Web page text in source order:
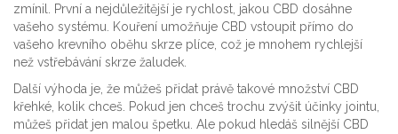
zmínil. První a nejdůležitější je rychlost, jakou CBD dosáhne
vašeho systému. Kouření umožňuje CBD vstoupit přímo do
vašeho krevního oběhu skrze plíce, což je mnohem rychlejší
než vstřebávání skrze žaludek.
Další výhoda je, že můžeš přidat právě takové množství CBD
křehké, kolik chceš. Pokud jen chceš trochu zvýšit účinky jointu,
můžeš přidat jen malou špetku. Ale pokud hledáš silnější CBD